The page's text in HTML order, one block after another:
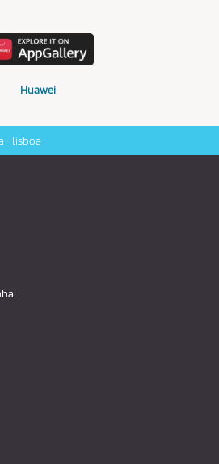
Huawei
- lisboa Alsa